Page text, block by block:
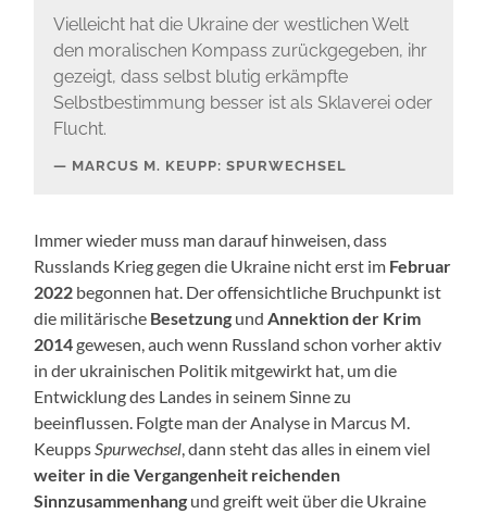
Vielleicht hat die Ukraine der westlichen Welt
den moralischen Kompass zurückgegeben, ihr
gezeigt, dass selbst blutig erkämpfte
Selbstbestimmung besser ist als Sklaverei oder
Flucht.
MARCUS M. KEUPP: SPURWECHSEL
Immer wieder muss man darauf hinweisen, dass
Russlands Krieg gegen die Ukraine nicht erst im Februar
2022 begonnen hat. Der offensichtliche Bruchpunkt ist
die militärische Besetzung und Annektion der Krim
2014gewesen, auch wenn Russland schon vorher aktiv
in der ukrainischen Politik mitgewirkt hat, um die
Entwicklung des Landes in seinem Sinne zu
beeinflussen. Folgte man der Analyse in Marcus M.
KeuppsSpurwechsel, dann steht das alles in einem viel
weiter in die Vergangenheit reichenden
Sinnzusammenhang und greift weit über die Ukraine